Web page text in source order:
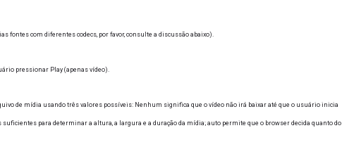
fontes com diferentes codecs, por favor, consulte a discussão abaixo).
pressionar Play (apenas vídeo).
de mídia usando três valores possíveis: Nenhum significa que o vídeo não irá baixar até que o usuário inicia
suficientes para determinar a altura, a largura e a duração da mídia; auto permite que o browser decida quanto do